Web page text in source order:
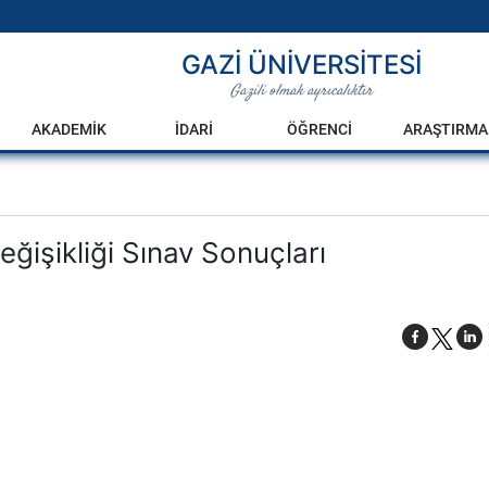
GAZİ ÜNİVERSİTESİ
Gazili olmak ayrıcalıktır
AKADEMİK İDARİ ÖĞRENCİ ARAŞTIRMA
Sınav Sonuçları